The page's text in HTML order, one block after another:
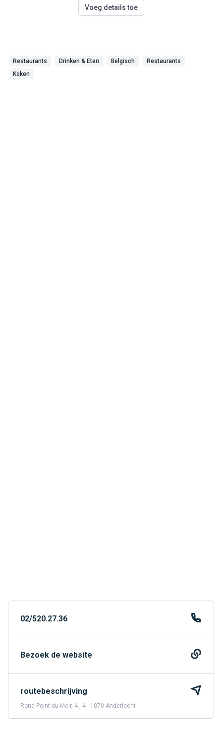
Voeg details toe
Restaurants Drinken & Eten Belgisch
Restaurants
Koken
02/520.27.36
Bezoek de website
routebeschrijving
Rond Point du Meir, 4 , 4 - 1070 Anderlecht